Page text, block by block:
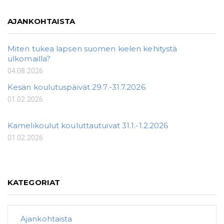
AJANKOHTAISTA
Miten tukea lapsen suomen kielen kehitystä
ulkomailla?
04.08.2026
Kesän koulutuspäivät 29.7.-31.7.2026
01.02.2026
Kamelikoulut kouluttautuivat 31.1.-1.2.2026
01.02.2026
KATEGORIAT
Ajankohtaista